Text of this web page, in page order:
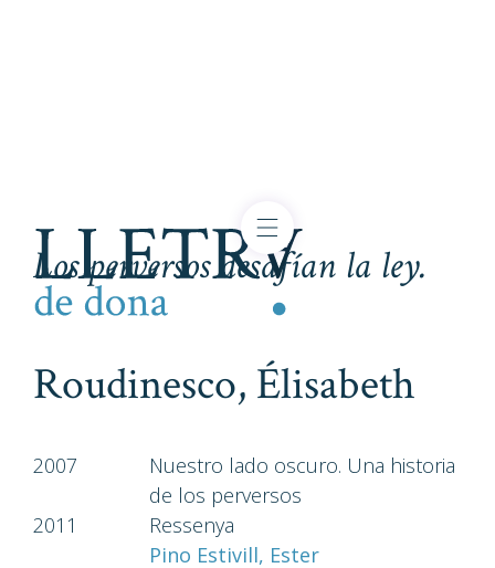
Los perversos desafían la ley.
Roudinesco, Élisabeth
2007
Nuestro lado oscuro. Una historia
de los perversos
2011
Ressenya
Pino Estivill, Ester